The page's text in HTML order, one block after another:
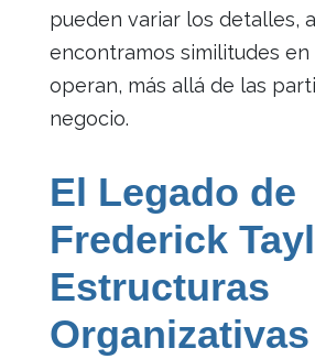
Contenido
Recomendado
pueden variar los detalles,
encontramos similitudes en
operan, más allá de las
negocio.
El Legado de
Frederick
Estructuras
Organizativas